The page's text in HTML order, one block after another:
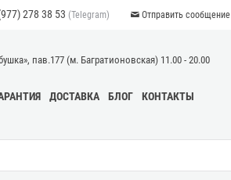
278 38 53 (Telegram) Отправить сообщение
пав.177 (м. Багратионовская) 11.00 - 20.00
ДОСТАВКА БЛОГ КОНТАКТЫ